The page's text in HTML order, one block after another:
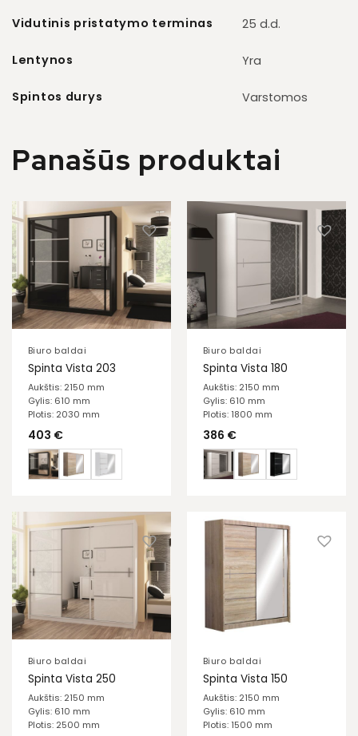
Vidutinis pristatymo terminas 25 d.d.
Lentynos Yra
Spintos durys Varstomos
Panašūs produktai
Biuro baldai
Spinta Vista 203
Aukštis: 2150 mm
Gylis: 610 mm
Plotis: 2030 mm
403 €
Biuro baldai
Spinta Vista 180
Aukštis: 2150 mm
Gylis: 610 mm
Plotis: 1800 mm
386 €
Biuro baldai
Spinta Vista 250
Aukštis: 2150 mm
Gylis: 610 mm
Plotis: 2500 mm
Biuro baldai
Spinta Vista 150
Aukštis: 2150 mm
Gylis: 610 mm
Plotis: 1500 mm